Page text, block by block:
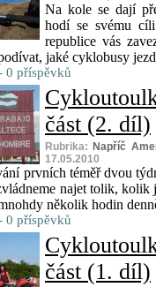
Na kole se dají
hodí se svému
republice vás
jaké cyklobusy
0 příspěvků
část (2. díl)
Rubrika: Napříč
17.05.2010
prvních téměř dvou
najet tolik,
několik hodin
0 příspěvků
část (1. díl)